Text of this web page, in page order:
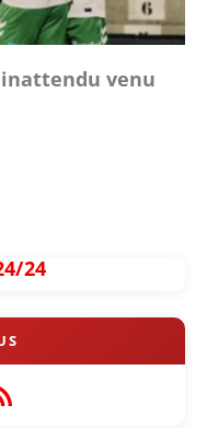
inattendu venu
24